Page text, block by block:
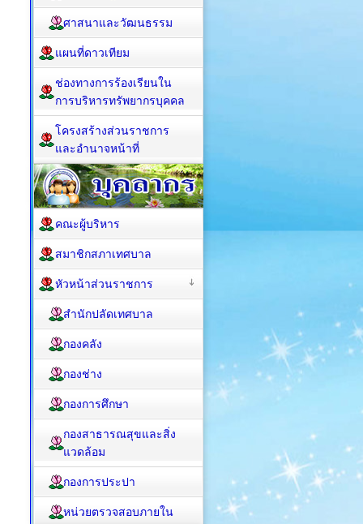
ศาสนาและวัฒนธรรม
แผนที่ดาวเทียม
ช่องทางการร้องเรียนใน
การบริหารทรัพยากรบุคคล
โครงสร้างส่วนราชการ
และอำนาจหน้าที่
คณะผู้บริหาร
สมาชิกสภาเทศบาล
หัวหน้าส่วนราชการ
สำนักปลัดเทศบาล
กองคลัง
กองช่าง
กองการศึกษา
กองสาธารณสุขและสิ่ง
แวดล้อม
กองการประปา
หน่วยตรวจสอบภายใน